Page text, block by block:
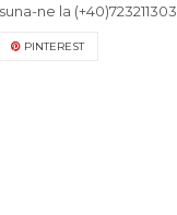
ne la (+40)723211303
PINTEREST